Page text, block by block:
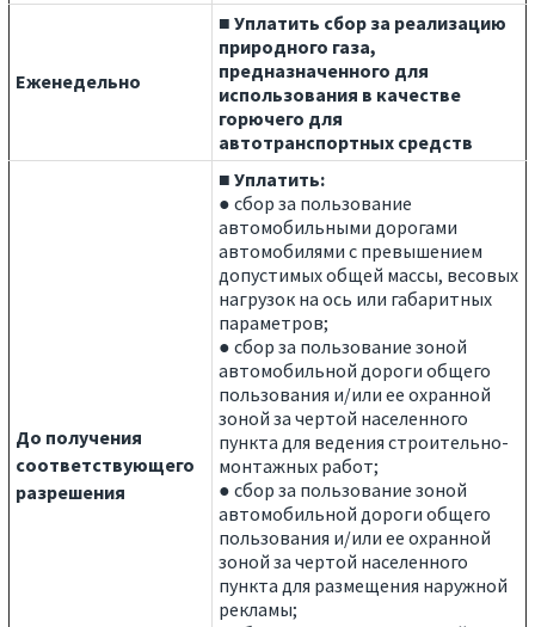
Еженедельно
■ Уплатить сбор за реализацию
природного газа,
предназначенного для
использования в качестве
горючего для
автотранспортных средств
До получения
соответствующего
разрешения
■ Уплатить:
● сбор за пользование
автомобильными дорогами
автомобилями с превышением
допустимых общей массы, весовых
нагрузок на ось или габаритных
параметров;
● сбор за пользование зоной
автомобильной дороги общего
пользования и/или ее охранной
зоной за чертой населенного
пункта для ведения строительно-
монтажных работ;
● сбор за пользование зоной
автомобильной дороги общего
пользования и/или ее охранной
зоной за чертой населенного
пункта для размещения наружной
рекламы;